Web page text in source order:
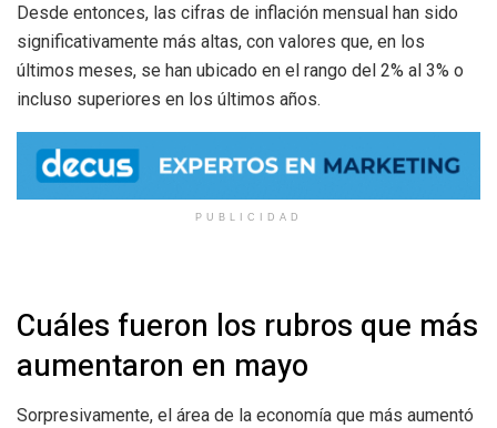
Desde entonces, las cifras de inflación mensual han sido
significativamente más altas, con valores que, en los
últimos meses, se han ubicado en el rango del 2% al 3% o
incluso superiores en los últimos años.
PUBLICIDAD
Cuáles fueron los rubros que más
aumentaron en mayo
Sorpresivamente, el área de la economía que más aumentó